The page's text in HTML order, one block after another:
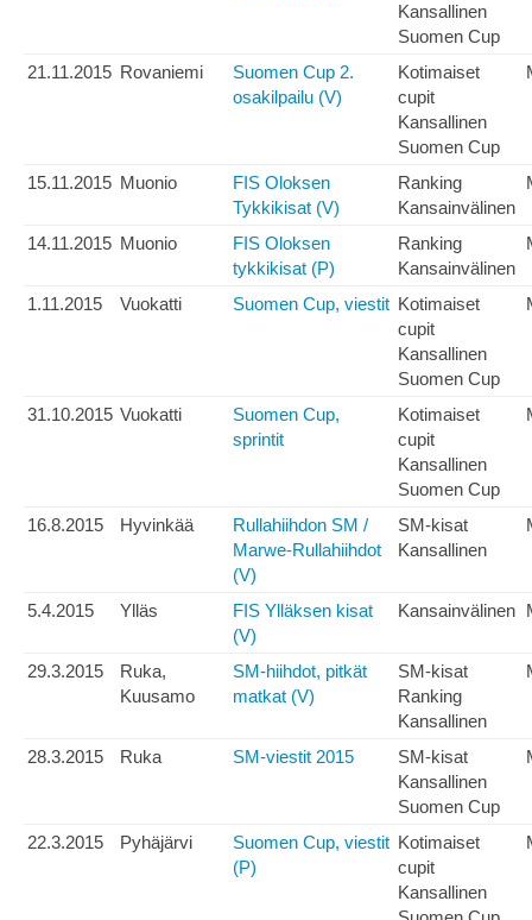
Kansallinen
Suomen Cup
21.11.2015 Rovaniemi
Suomen Cup 2.
osakilpailu (V)
Kotimaiset
cupit
Kansallinen
Suomen Cup
15.11.2015 Muonio
FIS Oloksen
Tykkikisat (V)
Ranking
Kansainvälinen
14.11.2015 Muonio
FIS Oloksen
tykkikisat (P)
Ranking
Kansainvälinen
1.11.2015 Vuokatti Suomen Cup, viestit Kotimaiset
cupit
Kansallinen
Suomen Cup
31.10.2015 Vuokatti
Suomen Cup,
sprintit
Kotimaiset
cupit
Kansallinen
Suomen Cup
16.8.2015 Hyvinkää
Rullahiihdon SM /
Marwe-Rullahiihdot
(V)
SM-kisat
Kansallinen
5.4.2015 Ylläs
FIS Ylläksen kisat
(V)
Kansainvälinen
29.3.2015
Ruka,
Kuusamo
SM-hiihdot, pitkät
matkat (V)
SM-kisat
Ranking
Kansallinen
28.3.2015 Ruka SM-viestit 2015
SM-kisat
Kansallinen
Suomen Cup
22.3.2015 Pyhäjärvi
Suomen Cup, viestit
(P)
Kotimaiset
cupit
Kansallinen